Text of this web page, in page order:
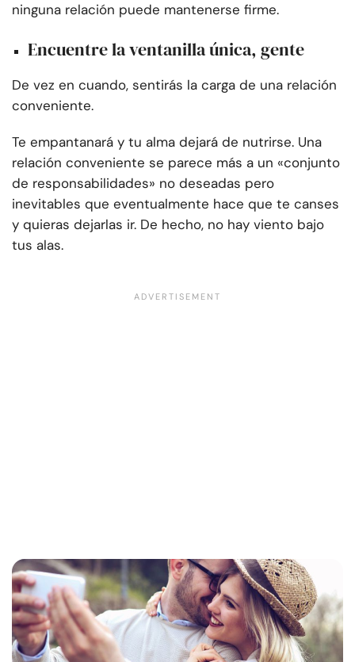
ninguna relación puede mantenerse firme.
Encuentre la ventanilla única, gente
De vez en cuando, sentirás la carga de una relación
conveniente.
Te empantanará y tu alma dejará de nutrirse. Una
relación conveniente se parece más a un «conjunto
de responsabilidades» no deseadas pero
inevitables que eventualmente hace que te canses
y quieras dejarlas ir. De hecho, no hay viento bajo
tus alas.